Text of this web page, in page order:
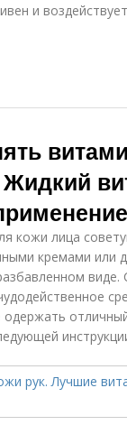
и
кожи лица
кремами или
виде.
одержать